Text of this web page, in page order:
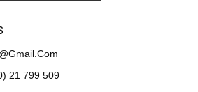
21 799 509